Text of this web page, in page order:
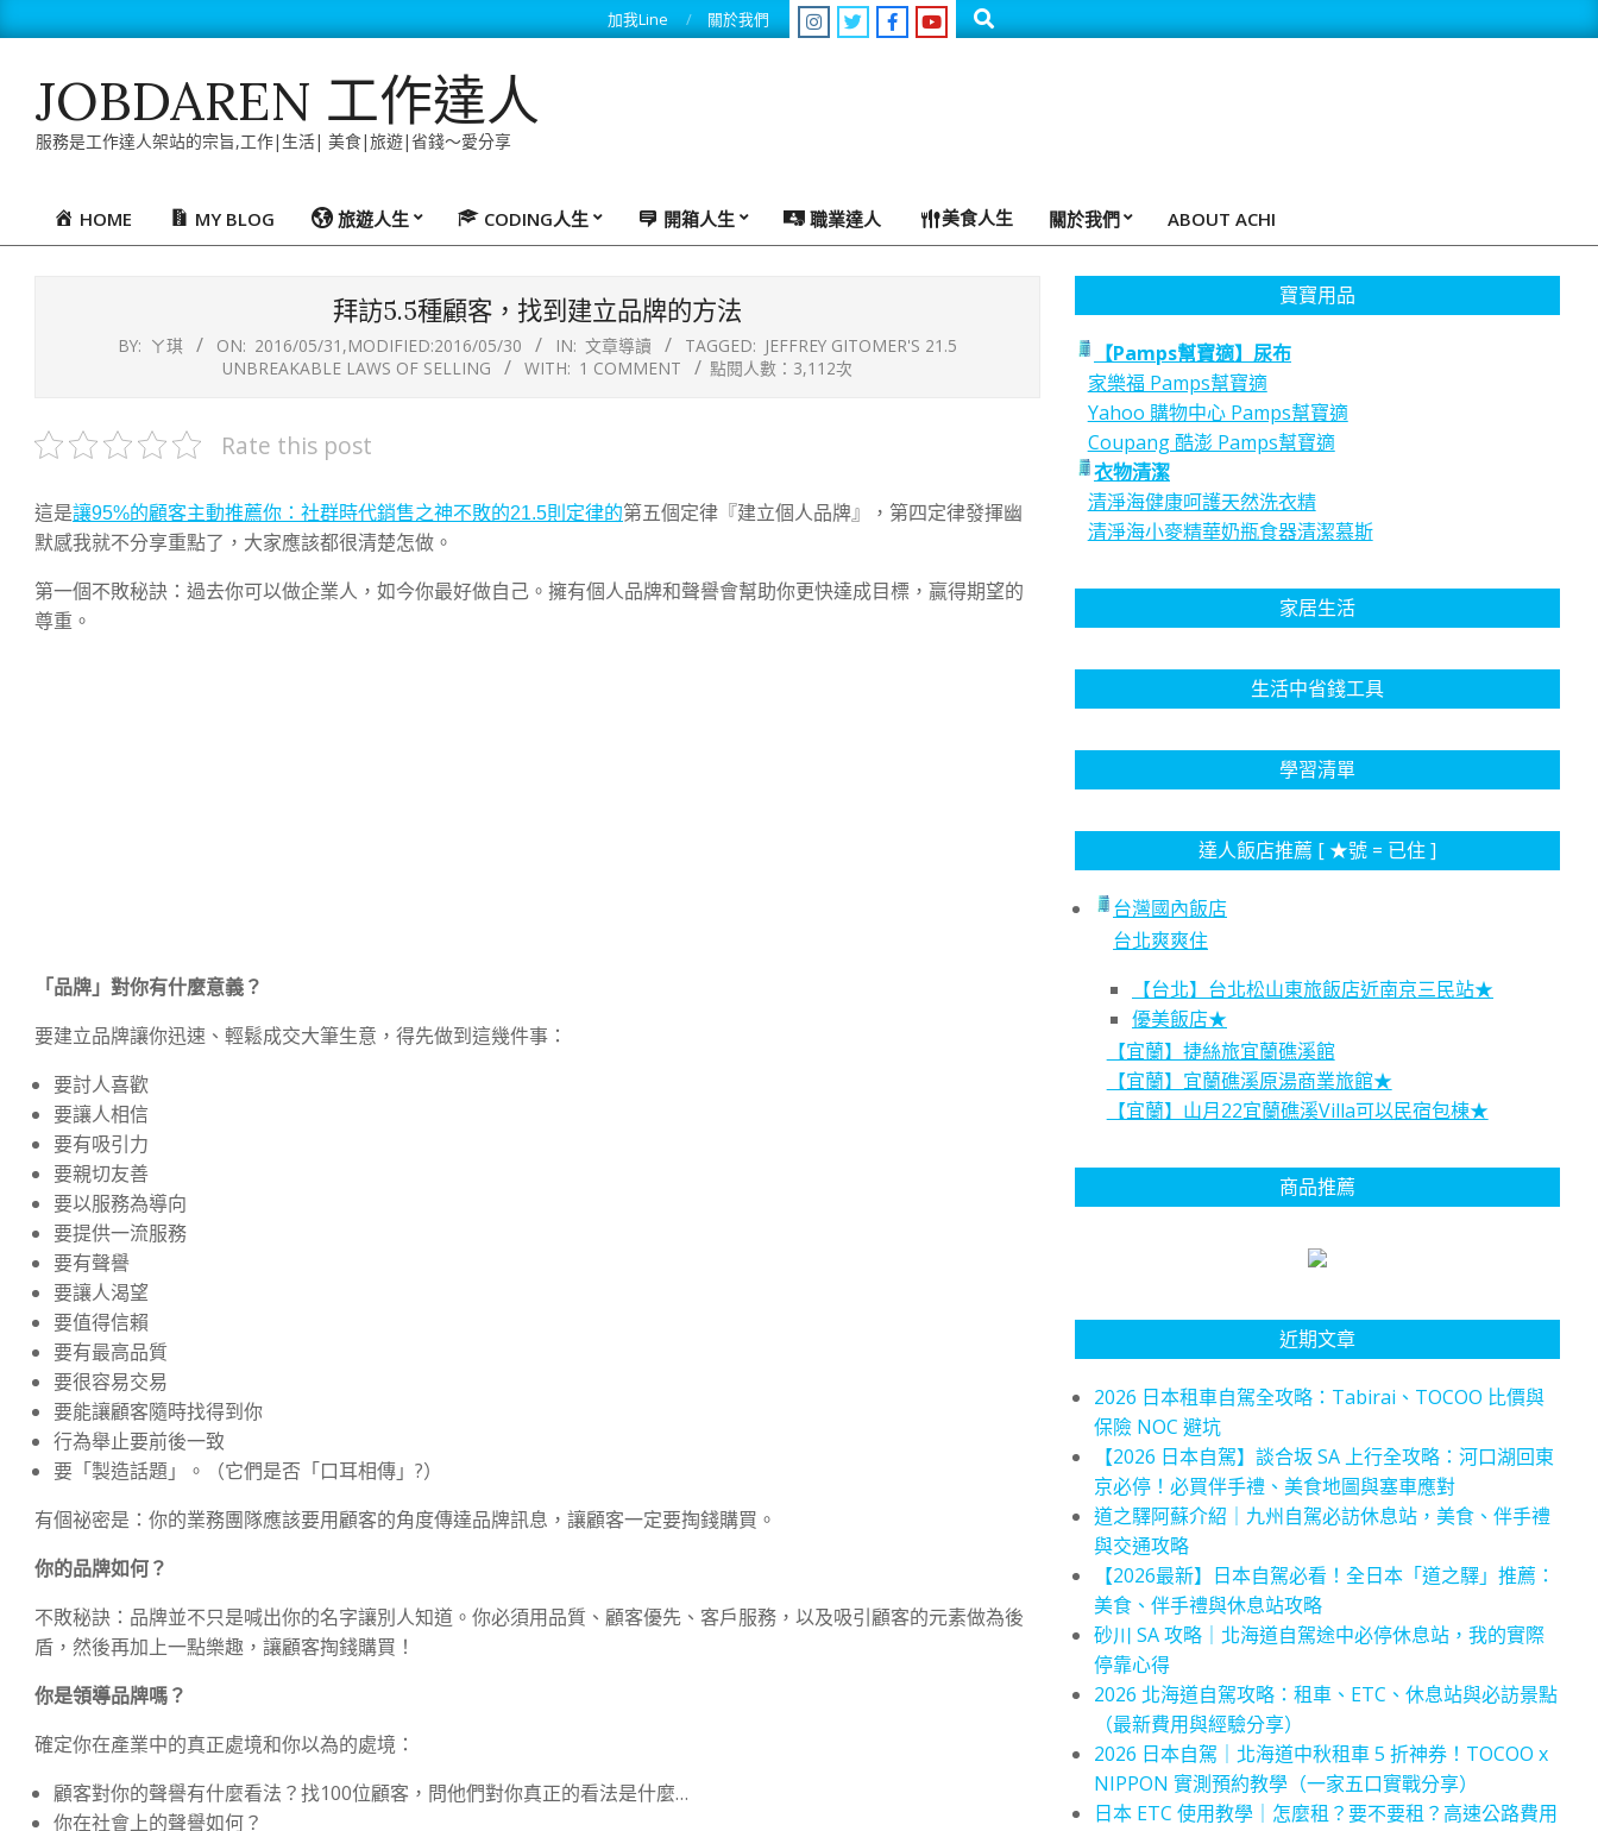
to
加我Line 關於我們 Search
JOBDAREN 工作達人
服務是工作達人架站的宗旨,工作|生活| 美食|旅遊|省錢～愛分享
PrimaryHOME MY BLOG 旅遊人生 CODING人生 開箱人生 職業達人 美食人生 關於我們 ABOUT ACHI
拜訪5.5種顧客，找到建立品牌的方法
BY: ㄚ琪 ON: 2016/05/31 ,MODIFIED:2016/05/30 IN: 文章導讀 TAGGED: JEFFREY GITOMER'S 21.5
UNBREAKABLE LAWS OF SELLING
WITH: 1 COMMENT 點閱人數：3,112次
Rate this post
這是讓95%的顧客主動推薦你：社群時代銷售之神不敗的21.5則定律的第五個定律『建立個人品牌』，第四定律發揮幽
默感我就不分享重點了，大家應該都很清楚怎做。
第一個不敗秘訣：過去你可以做企業人，如今你最好做自己。擁有個人品牌和聲譽會幫助你更快達成目標，贏得期望的
尊重。
「品牌」對你有什麼意義？
要建立品牌讓你迅速、輕鬆成交大筆生意，得先做到這幾件事：
要討人喜歡
要讓人相信
要有吸引力
要親切友善
要以服務為導向
要提供一流服務
要有聲譽
要讓人渴望
要值得信賴
要有最高品質
要很容易交易
要能讓顧客隨時找得到你
行為舉止要前後一致
要「製造話題」。（它們是否「口耳相傳」?）
有個祕密是：你的業務團隊應該要用顧客的角度傳達品牌訊息，讓顧客一定要掏錢購買。
你的品牌如何？
不敗秘訣：品牌並不只是喊出你的名字讓別人知道。你必須用品質、顧客優先、客戶服務，以及吸引顧客的元素做為後
盾，然後再加上一點樂趣，讓顧客掏錢購買！
你是領導品牌嗎？
確定你在產業中的真正處境和你以為的處境：
顧客對你的聲譽有什麼看法？找100位顧客，問他們對你真正的看法是什麼…
你在社會上的聲譽如何？
寶寶用品
【Pamps幫寶適】尿布
家樂福 Pamps幫寶適
Yahoo 購物中心 Pamps幫寶適
Coupang 酷澎 Pamps幫寶適
衣物清潔
清淨海健康呵護天然洗衣精
清淨海小麥精華奶瓶食器清潔慕斯
家居生活
生活中省錢工具
學習清單
達人飯店推薦 [ ★號 = 已住 ]
台灣國內飯店
台北爽爽住
【台北】台北松山東旅飯店近南京三民站★
優美飯店★
【宜蘭】捷絲旅宜蘭礁溪館
【宜蘭】宜蘭礁溪原湯商業旅館★
【宜蘭】山月22宜蘭礁溪Villa可以民宿包棟★
商品推薦
近期文章
2026 日本租車自駕全攻略：Tabirai、TOCOO 比價與
保險 NOC 避坑
【2026 日本自駕】談合坂 SA 上行全攻略：河口湖回東
京必停！必買伴手禮、美食地圖與塞車應對
道之驛阿蘇介紹｜九州自駕必訪休息站，美食、伴手禮
與交通攻略
【2026最新】日本自駕必看！全日本「道之驛」推薦：
美食、伴手禮與休息站攻略
砂川 SA 攻略｜北海道自駕途中必停休息站，我的實際
停靠心得
2026 北海道自駕攻略：租車、ETC、休息站與必訪景點
（最新費用與經驗分享）
2026 日本自駕｜北海道中秋租車 5 折神券！TOCOO x
NIPPON 實測預約教學（一家五口實戰分享）
日本 ETC 使用教學｜怎麼租？要不要租？高速公路費用